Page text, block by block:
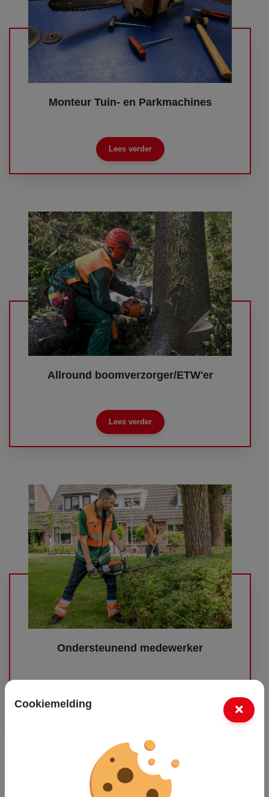
Cookiemelding
Monteur Tuin- en Parkmachines
Lees verder
Allround boomverzorger/ETW'er
Lees verder
Ondersteunend medewerker